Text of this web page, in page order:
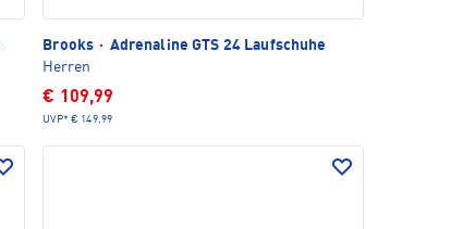
Brooks · Adrenaline GTS 24 Laufschuhe
Herren
€ 109,99
UVP* € 149,99